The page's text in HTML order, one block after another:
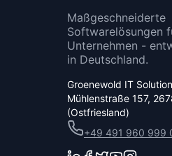
Maßgeschneiderte
Softwarelösungen
Unternehmen -
in Deutschland.
Groenewold IT
Mühlenstraße 157,
(Ostfriesland)
+49 491 960 999